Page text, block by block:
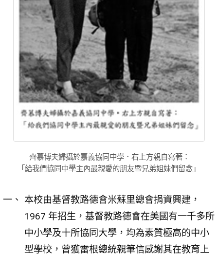
齊慕博夫婦攝於嘉義協同中學．右上方親自寫著：
「給我們協同中學主內最親愛的朋友暨兄弟姐妹們留念」
本校由基督教路德會米蘇里總會捐資興建，
1967 年招生，基督教路德會在美國有一千多所
中小學及十所協同大學，均為素質極高的中小
型學校，曾獲雷根總統親筆信感謝其在教育上